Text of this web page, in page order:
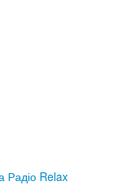
Радіо Relax